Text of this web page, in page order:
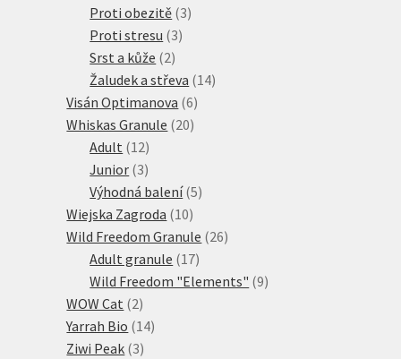
Proti obezitě 33
Proti stresu 33
Srst a kůže 22
produkty
Žaludek a střeva 1414
Visán Optimanova 66
produktů
Whiskas Granule 2020
Adult 1212
produktů
Junior 33
produkty
Výhodná balení 55
Wiejska Zagroda 1010
produktů
Wild Freedom Granule 2626
Adult granule 1717
produktů
Wild Freedom "Elements" 99
WOW Cat 22
produkty
Yarrah Bio 1414
Ziwi Peak 33